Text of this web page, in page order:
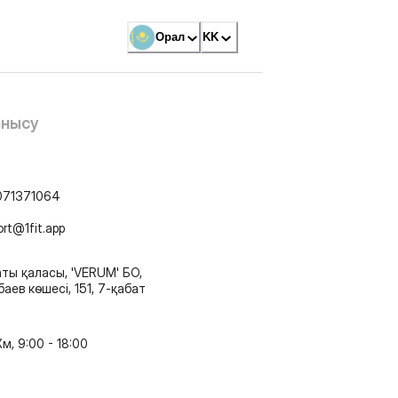
Орал KK
қаласы, 'VERUM' БО,
көшесі, 151, 7-қабат
9:00 - 18:00